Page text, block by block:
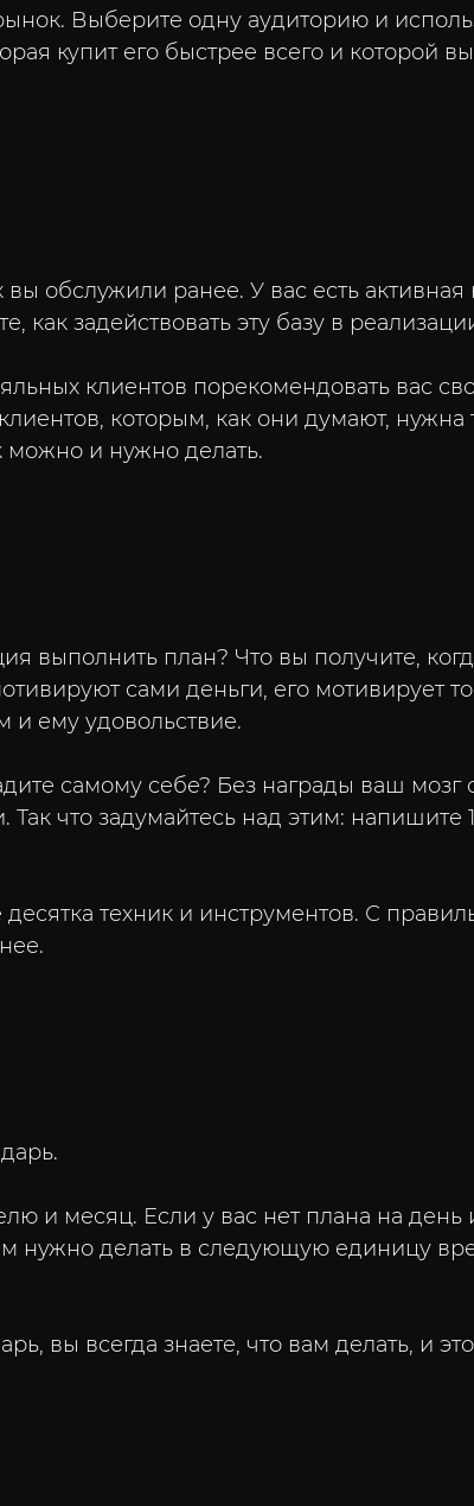
Выберите одну аудиторию и
купит его быстрее всего и которой
обслужили ранее. У вас есть активная
как задействовать эту базу в
клиентов порекомендовать вас
которым, как они думают,
можно и нужно делать.
выполнить план? Что вы получите,
сами деньги, его мотивирует
и ему удовольствие.
самому себе? Без награды ваш мозг
Так что задумайтесь над этим:
техник и инструментов. С
и месяц. Если у вас нет плана на день
нужно делать в следующую единицу
вы всегда знаете, что вам делать, и